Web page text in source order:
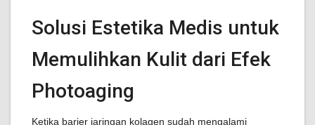
Solusi Estetika Medis untuk
Memulihkan Kulit dari Efek
Photoaging
Ketika barier jaringan kolagen sudah mengalami